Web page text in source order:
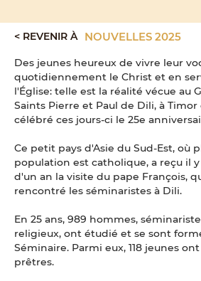
< REVENIR À NOUVELLES 2025
Des jeunes heureux de vivre leur
quotidiennement le Christ et en
l'Église: telle est la réalité vécue au
Saints Pierre et Paul de Dili, à
célébré ces jours-ci le 25e
Ce petit pays d'Asie du Sud-Est, où
population est catholique, a reçu il
d'un an la visite du pape François,
rencontré les séminaristes à Dili.
En 25 ans, 989 hommes,
religieux, ont étudié et se sont
Séminaire. Parmi eux, 118 jeunes
prêtres.